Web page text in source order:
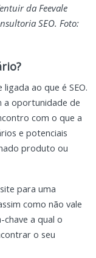
da Feevale
SEO. Foto:
ao que é SEO.
a oportunidade de
com o que a
e potenciais
produto ou
para uma
como não vale
a qual o
o seu